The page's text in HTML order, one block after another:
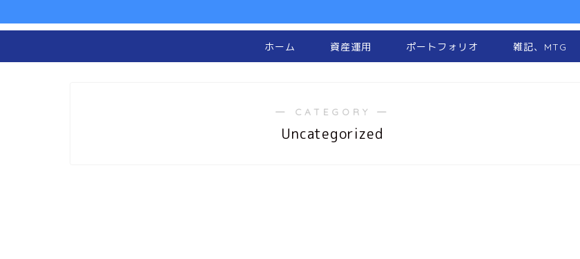
ホーム 資産運用 ポートフォリオ 雑記、MTG
― CATEGORY ―
Uncategorized